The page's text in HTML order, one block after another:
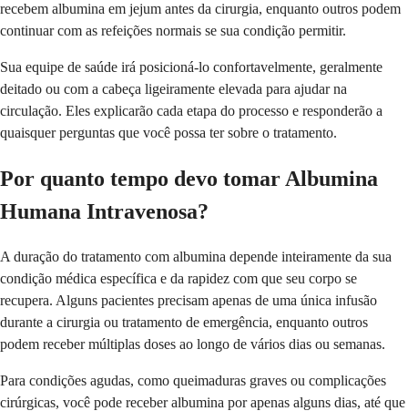
recebem albumina em jejum antes da cirurgia, enquanto outros podem
continuar com as refeições normais se sua condição permitir.
Sua equipe de saúde irá posicioná-lo confortavelmente, geralmente
deitado ou com a cabeça ligeiramente elevada para ajudar na
circulação. Eles explicarão cada etapa do processo e responderão a
quaisquer perguntas que você possa ter sobre o tratamento.
Por quanto tempo devo tomar Albumina
Humana Intravenosa?
A duração do tratamento com albumina depende inteiramente da sua
condição médica específica e da rapidez com que seu corpo se
recupera. Alguns pacientes precisam apenas de uma única infusão
durante a cirurgia ou tratamento de emergência, enquanto outros
podem receber múltiplas doses ao longo de vários dias ou semanas.
Para condições agudas, como queimaduras graves ou complicações
cirúrgicas, você pode receber albumina por apenas alguns dias, até que